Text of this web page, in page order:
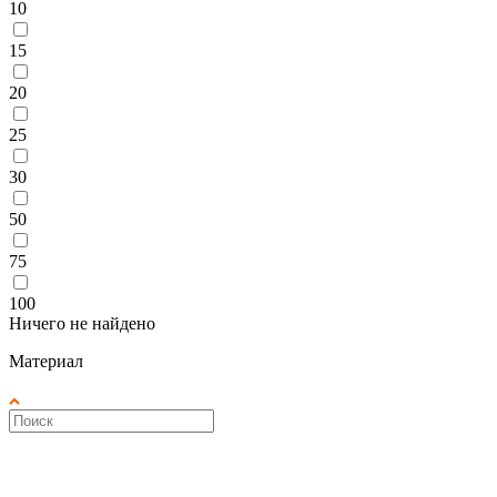
10
15
20
25
30
50
75
100
Ничего не найдено
Материал